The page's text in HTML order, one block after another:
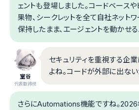
ェントも登場しました。コードベースや
果物、シークレットを全て自社ネット
保持したまま、エージェントを動かせる
室谷
代表取締役
セキュリティを重視する企
よね。コードが外部に出ない
さらにAutomations機能ですね。